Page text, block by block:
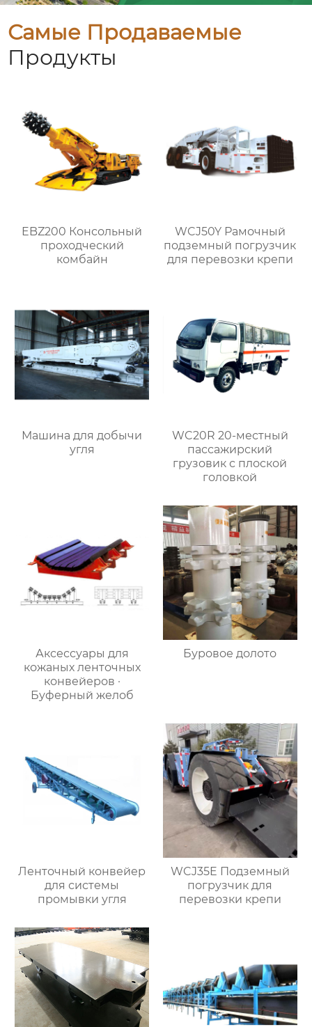
Самые Продаваемые
Продукты
EBZ200 Консольный
проходческий
комбайн
WCJ50Y Рамочный
подземный погрузчик
для перевозки крепи
Машина для добычи
угля
WC20R 20-местный
пассажирский
грузовик с плоской
головкой
Аксессуары для
кожаных ленточных
конвейеров ·
Буферный желоб
Буровое долото
Ленточный конвейер
для системы
промывки угля
WCJ35E Подземный
погрузчик для
перевозки крепи